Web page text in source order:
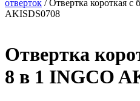
отверток / Отверткa короткая
AKISDS0708
Отверткa
8 в 1 INGCO